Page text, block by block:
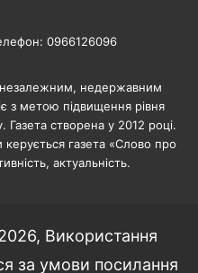
0966126096
недержавним
з метою підвищення рівня
Газета створена у 2012 році.
газета «Слово про
актуальність.
Використання
за умови посилання